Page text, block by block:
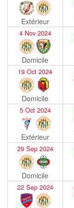
Extérieur
4 Nov 2024
Domicile
19 Oct 2024
Domicile
5 Oct 2024
Extérieur
29 Sep 2024
Domicile
22 Sep 2024